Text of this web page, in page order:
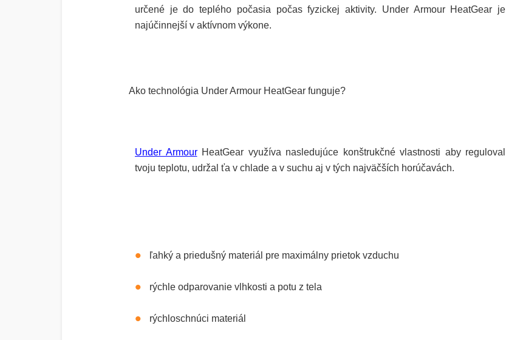
určené je do teplého počasia počas fyzickej aktivity. Under Armour HeatGear je
najúčinnejší v aktívnom výkone.
Ako technológia Under Armour HeatGear funguje?
Under ArmourHeatGear využíva nasledujúce konštrukčné vlastnosti aby reguloval
tvoju teplotu, udržal ťa v chlade a v suchu aj v tých najväčších horúčavách.
ľahký a priedušný materiál pre maximálny prietok vzduchu
rýchle odparovanie vlhkosti a potu z tela
rýchloschnúci materiál